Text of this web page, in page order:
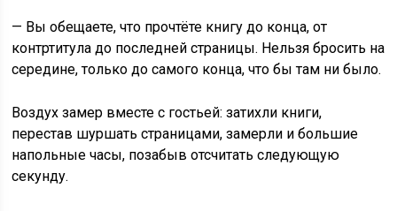
— Вы обещаете, что прочтёте книгу до конца, от
контртитула до последней страницы. Нельзя бросить на
середине, только до самого конца, что бы там ни было.
Воздух замер вместе с гостьей: затихли книги,
перестав шуршать страницами, замерли и большие
напольные часы, позабыв отсчитать следующую
секунду.